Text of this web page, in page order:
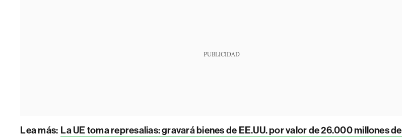
PUBLICIDAD
Lea más: La UE toma represalias: gravará bienes de EE.UU. por valor de 26.000 millones de